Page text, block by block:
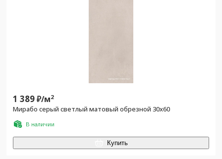
1 389₽/м2
Мирабо серый светлый матовый обрезной 30х60
В наличии
Купить